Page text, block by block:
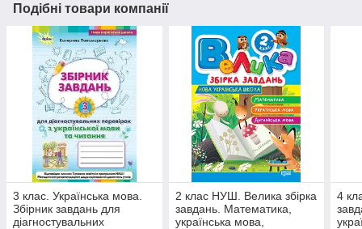
Подібні товари компанії
3 клас. Українська мова.
Збірник завдань для
діагностувальних
2 клас НУШ. Велика збірка
завдань. Математика,
українська мова,
4